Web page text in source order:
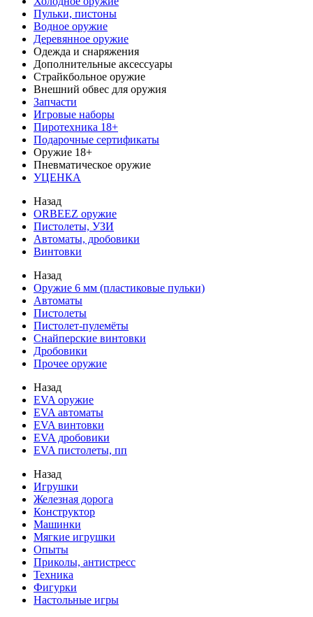
Пульки, пистоны
Водное оружие
Деревянное оружие
Одежда и снаряжения
Дополнительные аксессуары
Страйкбольное оружие
Внешний обвес для оружия
Запчасти
Игровые наборы
Пиротехника 18+
Подарочные сертификаты
Оружие 18+
Пневматическое оружие
УЦЕНКА
Назад
ORBEEZ оружие
Пистолеты, УЗИ
Автоматы, дробовики
Винтовки
Назад
Оружие 6 мм (пластиковые пульки)
Автоматы
Пистолеты
Пистолет-пулемёты
Снайперские винтовки
Дробовики
Прочее оружие
Назад
EVA оружие
EVA автоматы
EVA винтовки
EVA дробовики
EVA пистолеты, пп
Назад
Игрушки
Железная дорога
Конструктор
Машинки
Мягкие игрушки
Опыты
Приколы, антистресс
Техника
Фигурки
Настольные игры